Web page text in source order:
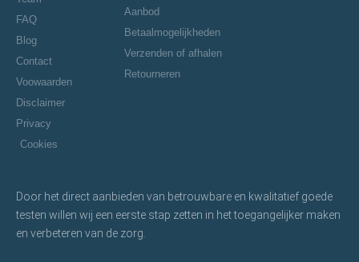
FAQ
Blog
Contact
Voowaarden
Disclaimer
Privacy
Cookies
Aanbod
Betaalmogelijkheden
Verzenden of afhalen
Retourneren
Door het direct aanbieden van betrouwbare en kwalitatief goede
testen willen wij een eerste stap zetten in het toegangelijker maken
en verbeteren van de zorg.